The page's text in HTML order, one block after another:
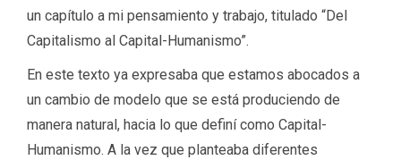
un capítulo a mi pensamiento y trabajo, titulado “Del
Capitalismo al Capital-Humanismo”.
En este texto ya expresaba que estamos abocados a
un cambio de modelo que se está produciendo de
manera natural, hacia lo que definí como Capital-
Humanismo. A la vez que planteaba diferentes